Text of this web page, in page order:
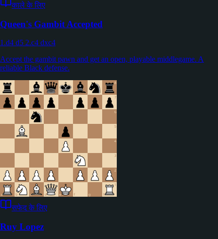
काले के लिए
Queen's Gambit Accepted
1.d4 d5 2.c4 dxc4
Accept the gambit pawn and get an open, playable middlegame. A
reliable Black defense.
सफेद के लिए
Ruy Lopez